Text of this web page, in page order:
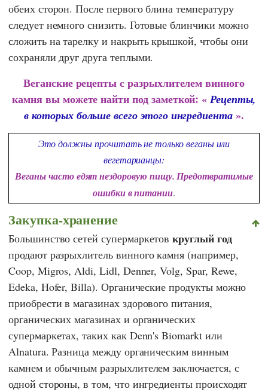
обеих сторон. После первого блина температуру
следует немного снизить. Готовые блинчики можно
сложить на тарелку и накрыть крышкой, чтобы они
сохраняли друг друга теплыми.
Веганские рецепты с разрыхлителем винного
камня вы можете найти под заметкой: «Рецепты,
в которых больше всего этого ингредиента ».
Это должны прочитать не только веганы или
вегетарианцы:
Веганы часто едят нездоровую пищу. Предотвратимые
ошибки в питании.
Закупка-хранение
Большинство сетей супермаркетовкруглый год
продают разрыхлитель винного камня (например,
Coop, Migros,Aldi, Lidl, Denner,Volg, Spar, Rewe,
Edeka, Hofer,Billa). Органические продукты можно
приобрести в магазинах здорового питания,
органических магазинах и органических
супермаркетах, таких как Denn's Biomarktили
Alnatura. Разница между органическим винным
камнем и обычным разрыхлителем заключается, с
одной стороны, в том, что ингредиенты происходят